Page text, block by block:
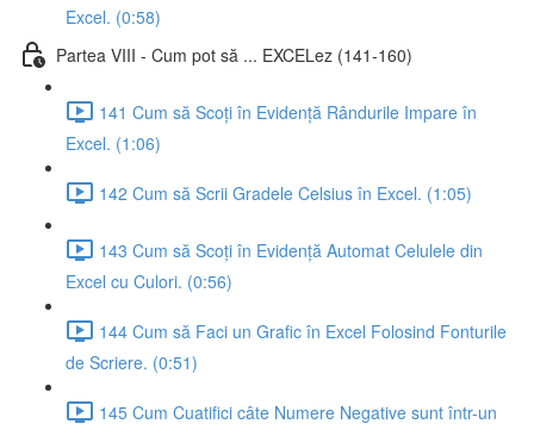
Excel. (0:58)
Partea VIII - Cum pot să ... EXCELez (141-160)
141 Cum să Scoți în Evidență Rândurile Impare în
Excel. (1:06)
142 Cum să Scrii Gradele Celsius în Excel. (1:05)
143 Cum să Scoți în Evidență Automat Celulele din
Excel cu Culori. (0:56)
144 Cum să Faci un Grafic în Excel Folosind Fonturile
de Scriere. (0:51)
145 Cum Cuatifici câte Numere Negative sunt într-un